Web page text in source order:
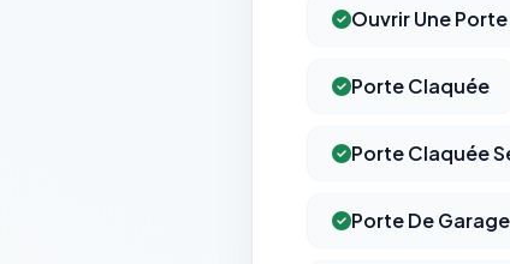
Ouvrir Une
Porte Claquée
Porte Claquée
Porte De Garage